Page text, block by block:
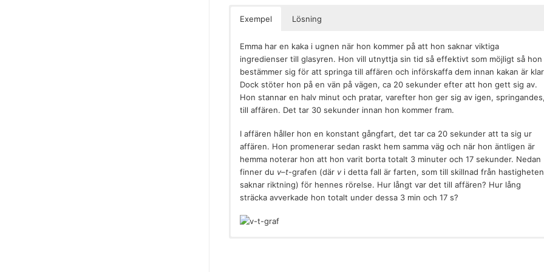
Exempel Lösning
Emma har en kaka i ugnen när hon kommer på att hon saknar viktiga
ingredienser till glasyren. Hon vill utnyttja sin tid så effektivt som möjligt så hon
bestämmer sig för att springa till affären och införskaffa dem innan kakan är
Dock stöter hon på en vän på vägen, ca 20 sekunder efter att hon gett sig av.
Hon stannar en halv minut och pratar, varefter hon ger sig av igen,
till affären. Det tar 30 sekunder innan hon kommer fram.
I affären håller hon en konstant gångfart, det tar ca 20 sekunder att ta sig ur
affären. Hon promenerar sedan raskt hem samma väg och när hon äntligen är
hemma noterar hon att hon varit borta totalt 3 minuter och 17 sekunder. Nedan
finner du v–t-grafen (där v i detta fall är farten, som till skillnad från hastigheten
saknar riktning) för hennes rörelse. Hur långt var det till affären? Hur lång
sträcka avverkade hon totalt under dessa 3 min och 17 s?